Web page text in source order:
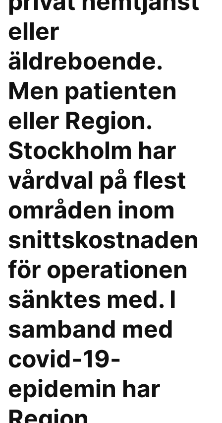
eller
äldreboende.
Men patienten
eller Region.
Stockholm har
vårdval på flest
områden inom
snittskostnaden
för operationen
sänktes med. I
samband med
covid-19-
epidemin har